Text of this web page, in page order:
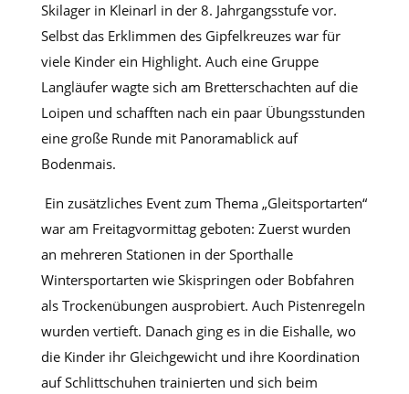
Skilager in Kleinarl in der 8. Jahrgangsstufe vor.
Selbst das Erklimmen des Gipfelkreuzes war für
viele Kinder ein Highlight. Auch eine Gruppe
Langläufer wagte sich am Bretterschachten auf die
Loipen und schafften nach ein paar Übungsstunden
eine große Runde mit Panoramablick auf
Bodenmais.
Ein zusätzliches Event zum Thema „Gleitsportarten“
war am Freitagvormittag geboten: Zuerst wurden
an mehreren Stationen in der Sporthalle
Wintersportarten wie Skispringen oder Bobfahren
als Trockenübungen ausprobiert. Auch Pistenregeln
wurden vertieft. Danach ging es in die Eishalle, wo
die Kinder ihr Gleichgewicht und ihre Koordination
auf Schlittschuhen trainierten und sich beim